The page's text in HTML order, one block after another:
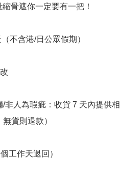
骨遮你一定要有一把！
不含港/日公眾假期）
非人為瑕疵：收貨 7 天內提供相
貨則退款）
工作天退回）